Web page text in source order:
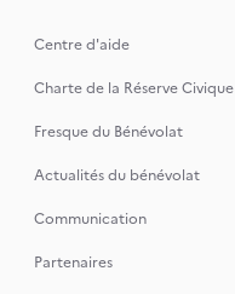
Centre d'aide
Charte de la Réserve Civique
Fresque du Bénévolat
Actualités du bénévolat
Communication
Partenaires